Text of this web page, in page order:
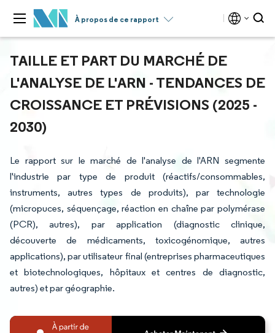
À propos de ce rapport
TAILLE ET PART DU MARCHÉ DE
L'ANALYSE DE L'ARN - TENDANCES DE
CROISSANCE ET PRÉVISIONS (2025 -
2030)
Le rapport sur le marché de l'analyse de l'ARN segmente
l'industrie par type de produit (réactifs/consommables,
instruments, autres types de produits), par technologie
(micropuces, séquençage, réaction en chaîne par polymérase
(PCR), autres), par application (diagnostic clinique,
découverte de médicaments, toxicogénomique, autres
applications), par utilisateur final (entreprises pharmaceutiques
et biotechnologiques, hôpitaux et centres de diagnostic,
autres) et par géographie.